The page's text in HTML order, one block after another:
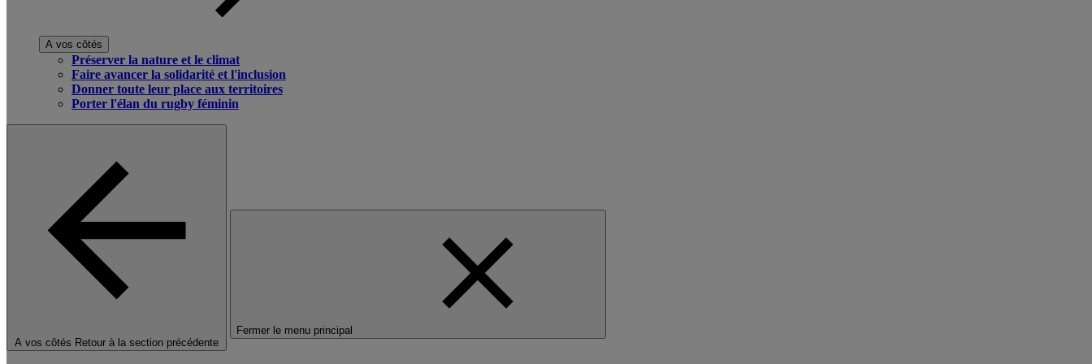
A vos côtés
Préserver la nature et le climat
Faire avancer la solidarité et l'inclusion
Donner toute leur place aux territoires
Porter l'élan du rugby féminin
A vos côtés Retour à la section précédente
Fermer le menu principal